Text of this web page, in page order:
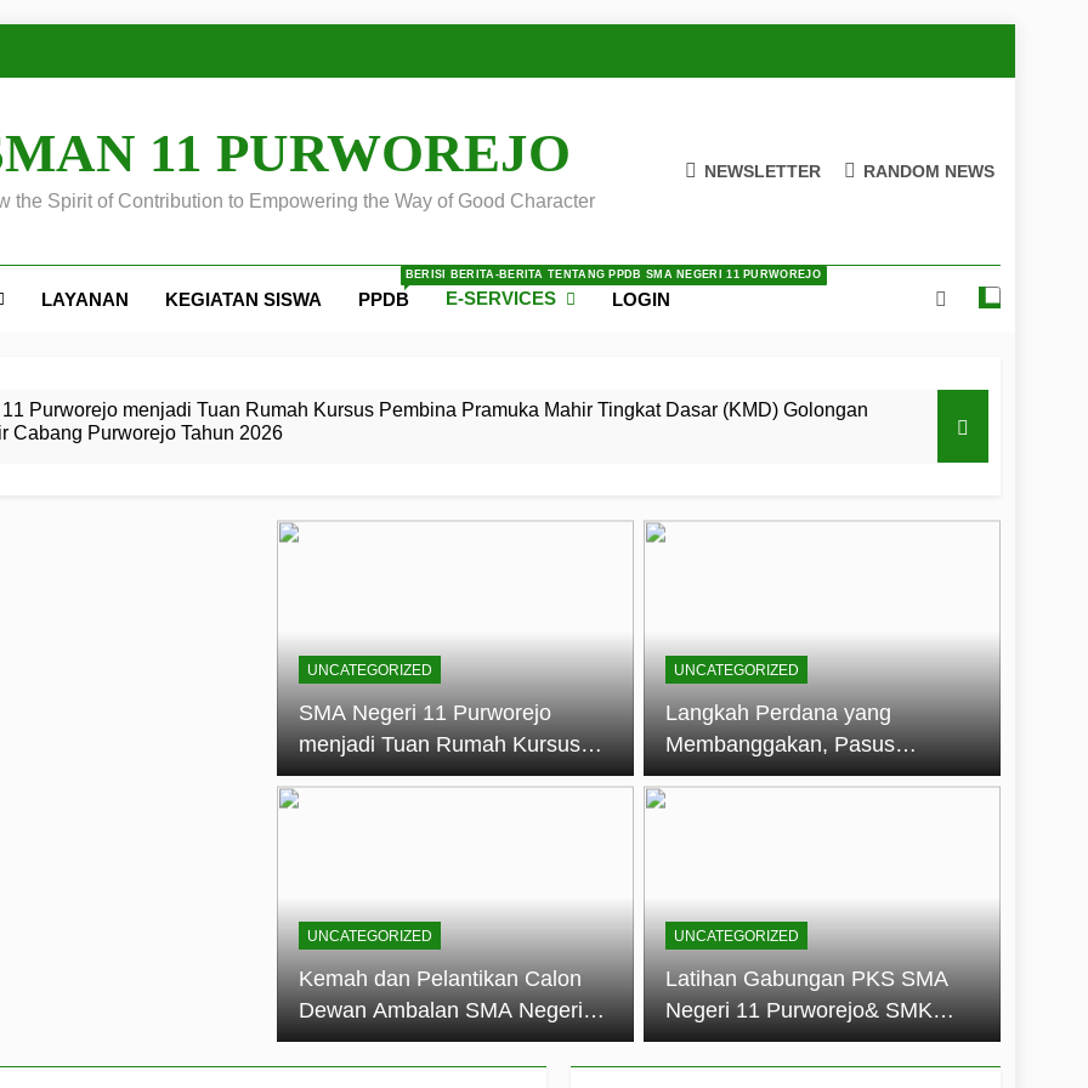
11 PURWOREJO
the Spirit of Contribution to Empowering the Way of Good Character
NEWSLETTER RANDOM NEWS
LAYANAN KEGIATAN SISWA PPDB
BERISI BERITA-BERITA TENTANG PPDB SMA NEGERI 11 PURWOREJO
E-SERVICES LOGIN
Purworejo menjadi Tuan Rumah Kursus Pembina Pramuka Mahir Tingkat Dasar (KMD) Golongan
Cabang Purworejo Tahun 2026
Calon Dewan Ambalan SMA Negeri 11 Purworejo: Membentuk Jiwa Kepemimpinan, Disiplin,
11 Purworejo Sukses Gelar LPBB Jatayudha Open 2 Tahun 2026
Tingkat
Gugus Depan
di LKBB
oleh Pasukan Khusus
11
Negeri 11 Purworejo
menjadi lokasi pelaksanaan
UNCATEGORIZED
SMA Negeri 11 Purworejo
menjadi Tuan Rumah Kursus
Pembina Pramuka Mahir
UNCATEGORIZED
Langkah Perdana yang
Membanggakan, Pasus
Jatayudha Ukir Prestasi di
UNCATEGORIZED
Kemah dan Pelantikan Calon
Dewan Ambalan SMA Negeri
11 Purworejo: Membentuk Jiwa
Kepemimpinan, Disiplin, dan
UNCATEGORIZED
Latihan Gabungan PKS SMA
Negeri 11 Purworejo& SMK
Negeri 6 Purworejo:
Membangun Disiplin,